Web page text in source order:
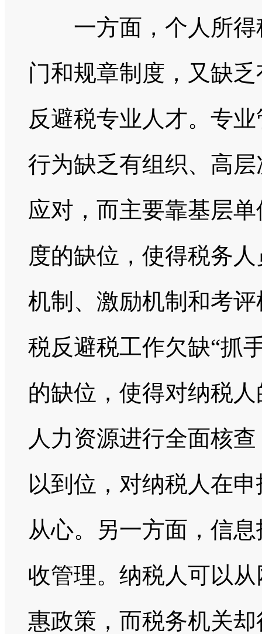
一方面，个人所得
门和规章制度，又缺
反避税专业人才。专
行为缺乏有组织、高
应对，而主要靠基层
度的缺位，使得税务
机制、激励机制和考
税反避税工作欠缺“抓
的缺位，使得对纳税
人力资源进行全面核
以到位，对纳税人在
从心。另一方面，信
收管理。纳税人可以
惠政策，而税务机关